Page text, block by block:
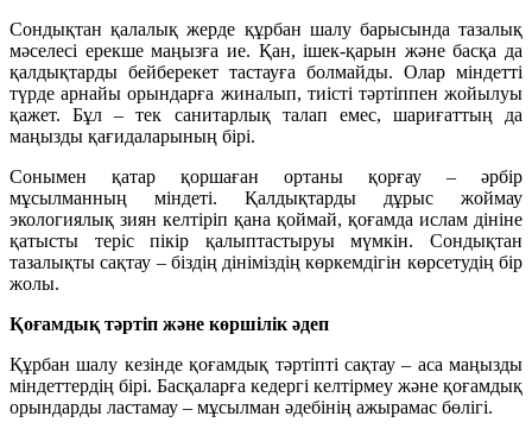
Сондықтан қалалық жерде құрбан шалу барысында тазалық
мәселесі ерекше маңызға ие. Қан, ішек-қарын және басқа да
қалдықтарды бейберекет тастауға болмайды. Олар міндетті
түрде арнайы орындарға жиналып, тиісті тәртіппен жойылуы
қажет. Бұл – тек санитарлық талап емес, шариғаттың да
маңызды қағидаларының бірі.
Сонымен қатар қоршаған ортаны қорғау – әрбір
мұсылманның міндеті. Қалдықтарды дұрыс жоймау
экологиялық зиян келтіріп қана қоймай, қоғамда ислам дініне
қатысты теріс пікір қалыптастыруы мүмкін. Сондықтан
тазалықты сақтау – біздің дініміздің көркемдігін көрсетудің бір
жолы.
Қоғамдық тәртіп және көршілік әдеп
Құрбан шалу кезінде қоғамдық тәртіпті сақтау – аса маңызды
міндеттердің бірі. Басқаларға кедергі келтірмеу және қоғамдық
орындарды ластамау – мұсылман әдебінің ажырамас бөлігі.